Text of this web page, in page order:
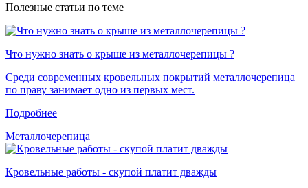
Полезные статьи по теме
Что нужно знать о крыше из металлочерепицы ?
Среди современных кровельных покрытий металлочерепица
по праву занимает одно из первых мест.
Подробнее
Металлочерепица
Кровельные работы - скупой платит дважды